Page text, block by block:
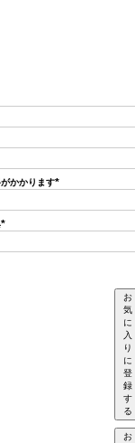
かかります
お
気
に
入
り
に
登
録
す
る
お